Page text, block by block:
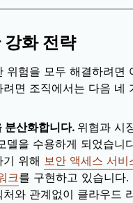
강화 전략
위험을 모두 해결하려
면 조직에서는 다음 네
분산화합니다. 위협과 시
델을 수용하게 되었습
기 위해 보안 액세스 서비
크를 구현하고 있습니다
와 관계없이 클라우드